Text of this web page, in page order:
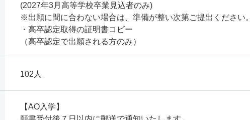
(2027年3月高等学校卒業見込者のみ)
※出願に間に合わない場合は、準備が整い次第ご提出ください。
・高卒認定取得の証明書コピー
（高卒認定で出願される方のみ）
102人
【AO入学】